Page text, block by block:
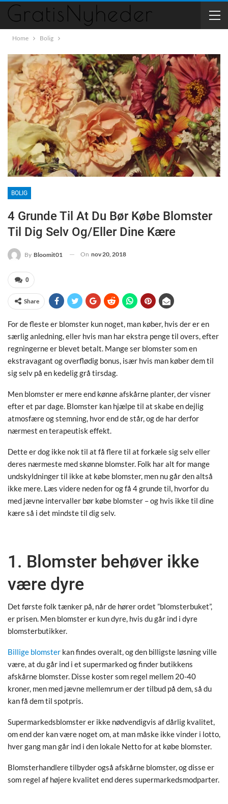
Home Bolig
BOLIG
4 Grunde Til At Du Bør Købe Blomster
Til Dig Selv Og/eller Dine Kære
By Bloomit01 On nov 20, 2018
0
Share
For de fleste er blomster kun noget, man køber, hvis der er en
særlig anledning, eller hvis man har ekstra penge til overs, efter
regningerne er blevet betalt. Mange ser blomster som en
ekstravagant og overflødig bonus, især hvis man køber dem til
sig selv på en kedelig grå tirsdag.
Men blomster er mere end kønne afskårne planter, der visner
efter et par dage. Blomster kan hjælpe til at skabe en dejlig
atmosfære og stemning, hvor end de står, og de har derfor
nærmest en terapeutisk effekt.
Dette er dog ikke nok til at få flere til at forkæle sig selv eller
deres nærmeste med skønne blomster. Folk har alt for mange
undskyldninger til ikke at købe blomster, men nu går den altså
ikke mere. Læs videre neden for og få 4 grunde til, hvorfor du
med jævne intervaller bør købe blomster – og hvis ikke til dine
kære så i det mindste til dig selv.
1. Blomster behøver ikke
være dyre
Det første folk tænker på, når de hører ordet ”blomsterbuket”,
er prisen. Men blomster er kun dyre, hvis du går ind i dyre
blomsterbutikker.
Billige blomster kan findes overalt, og den billigste løsning ville
være, at du går ind i et supermarked og finder butikkens
afskårne blomster. Disse koster som regel mellem 20-40
kroner, men med jævne mellemrum er der tilbud på dem, så du
kan få dem til spotpris.
Supermarkedsblomster er ikke nødvendigvis af dårlig kvalitet,
om end der kan være noget om, at man måske ikke vinder i lotto,
hver gang man går ind i den lokale Netto for at købe blomster.
Blomsterhandlere tilbyder også afskårne blomster, og disse er
som regel af højere kvalitet end deres supermarkedsmodparter.